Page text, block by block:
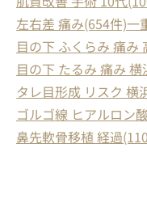
左右差 痛み(654件)一
目の下 ふくらみ 痛み
目の下 たるみ 痛み 横
タレ目形成 リスク 横
ゴルゴ線 ヒアルロン
鼻先軟骨移植 経過